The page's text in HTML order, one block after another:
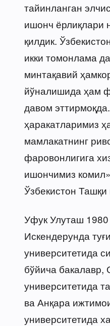
тайинланган
ишонч ёрлиқлари
қилдик.
икки томонлама
минтақавий
йўналишида ҳам
давом
ҳаракатларимиз
мамлакатнинг
фаровонлигига
ишончимиз
Ўзбекистон
Уфук Улуташ
Искендерунда
университетида
бўйича бакалавр,
университетида
ва Анқара
университетида